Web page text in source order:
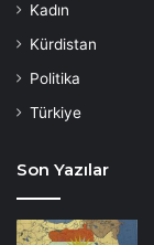
Kadın
Kürdistan
Politika
Türkiye
Son Yazılar